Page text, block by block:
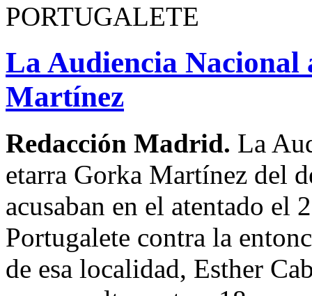
PORTUGALETE
La Audiencia Nacional
Martínez
Redacción Madrid. La
etarra Gorka Martínez del
acusaban en el atentado el
Portugalete contra la
de esa localidad, Esther